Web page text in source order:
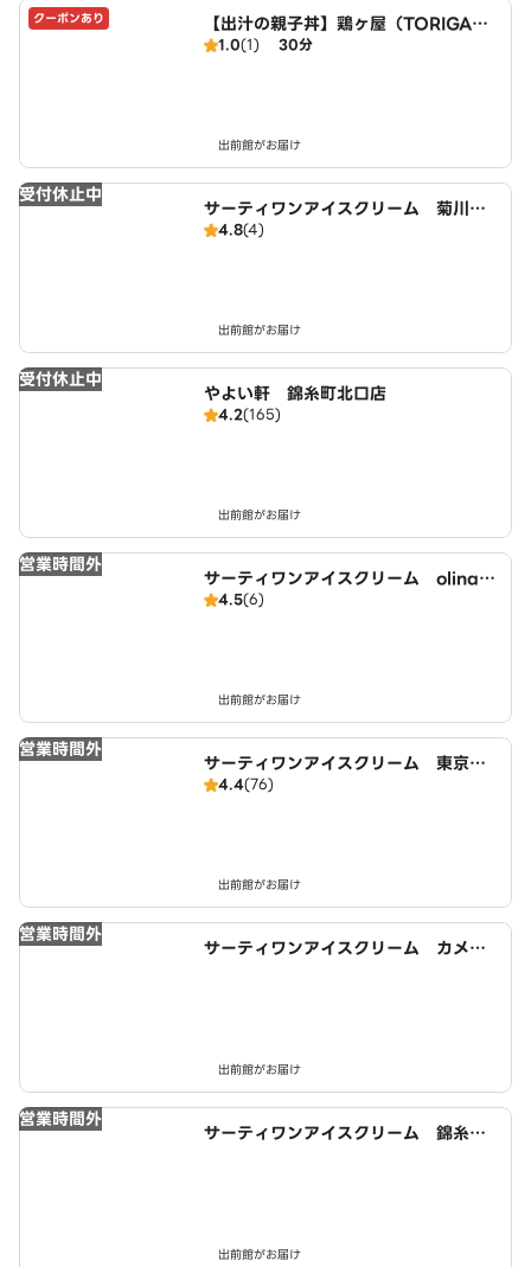
クーポンあり
【出汁の親子丼】鶏ヶ屋（TORIGAY
A）～錦糸町店～
1.0(1) 30分
出前館がお届け
受付休止中
サーティワンアイスクリーム 菊川駅
前店
4.8(4)
出前館がお届け
受付休止中
やよい軒 錦糸町北口店
4.2(165)
出前館がお届け
営業時間外
サーティワンアイスクリーム olinas
錦糸町店
4.5(6)
出前館がお届け
営業時間外
サーティワンアイスクリーム 東京ス
カイツリータウン・ソラマチ店
4.4(76)
出前館がお届け
営業時間外
サーティワンアイスクリーム カメイ
出前館がお届け
営業時間外
サーティワンアイスクリーム 錦糸町
出前館がお届け